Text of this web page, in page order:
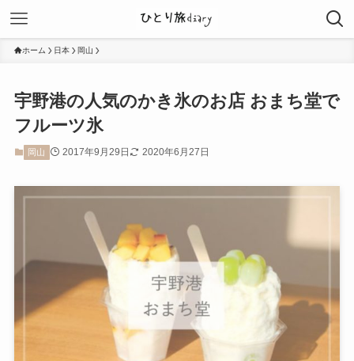
ホーム 日本 岡山
宇野港の人気のかき氷のお店 おまち堂で
フルーツ氷
岡山 2017年9月29日 2020年6月27日